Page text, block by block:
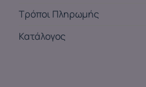
Τρόποι Πληρωμής
Κατάλογος